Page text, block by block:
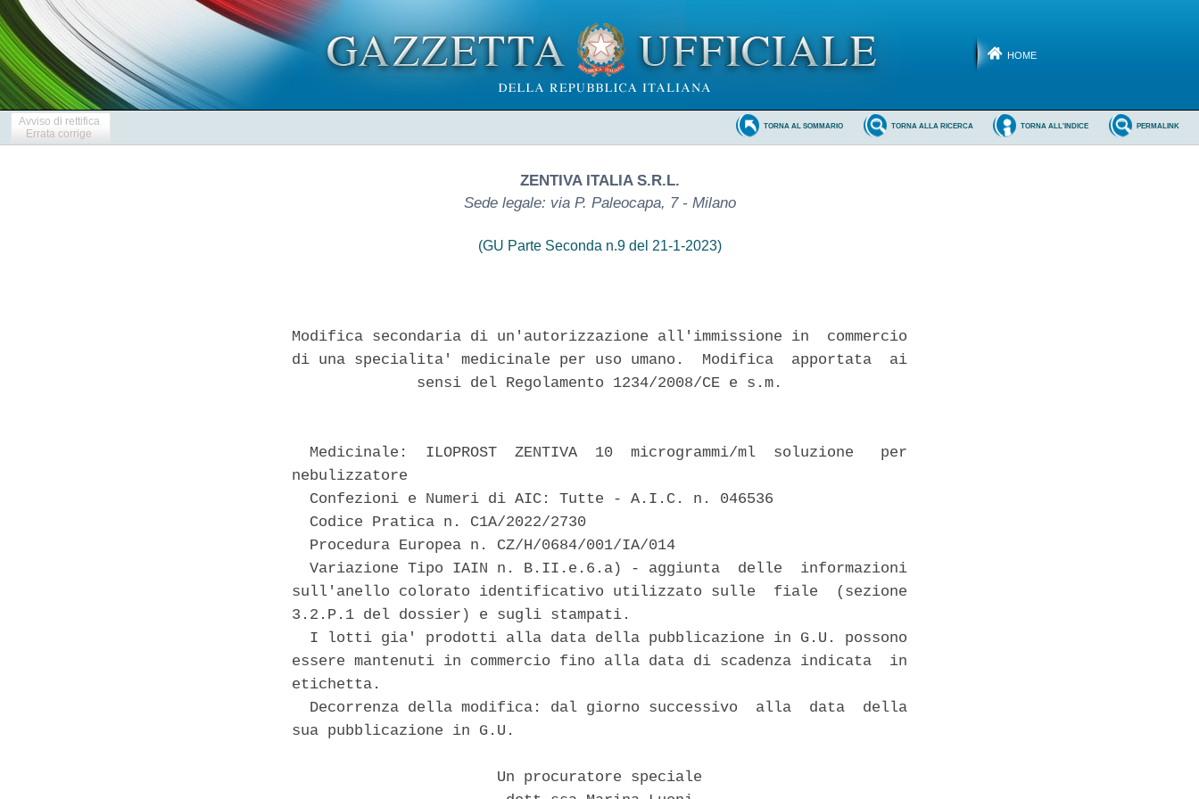
HOME
Avviso di rettifica
Errata corrige
PERMALINK
TORNA ALL'INDICE
TORNA ALLA RICERCA
TORNA AL SOMMARIO
ZENTIVA ITALIA S.R.L.
Sede legale: via P. Paleocapa, 7 - Milano
(GU Parte Seconda n.9 del 21-1-2023)
Modifica secondaria di un'autorizzazione all'immissione in  commercio
di una specialita' medicinale per uso umano.  Modifica  apportata  ai
              sensi del Regolamento 1234/2008/CE e s.m.
  Medicinale:  ILOPROST  ZENTIVA  10  microgrammi/ml  soluzione   per
nebulizzatore
  Confezioni e Numeri di AIC: Tutte - A.I.C. n. 046536
  Codice Pratica n. C1A/2022/2730
  Procedura Europea n. CZ/H/0684/001/IA/014
  Variazione Tipo IAIN n. B.II.e.6.a) - aggiunta  delle  informazioni
sull'anello colorato identificativo utilizzato sulle  fiale  (sezione
3.2.P.1 del dossier) e sugli stampati.
  I lotti gia' prodotti alla data della pubblicazione in G.U. possono
essere mantenuti in commercio fino alla data di scadenza indicata  in
etichetta.
  Decorrenza della modifica: dal giorno successivo  alla  data  della
sua pubblicazione in G.U.
                       Un procuratore speciale